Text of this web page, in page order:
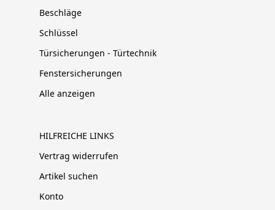
Beschläge
Schlüssel
Türsicherungen - Türtechnik
Fenstersicherungen
Alle anzeigen
HILFREICHE LINKS
Vertrag widerrufen
Artikel suchen
Konto